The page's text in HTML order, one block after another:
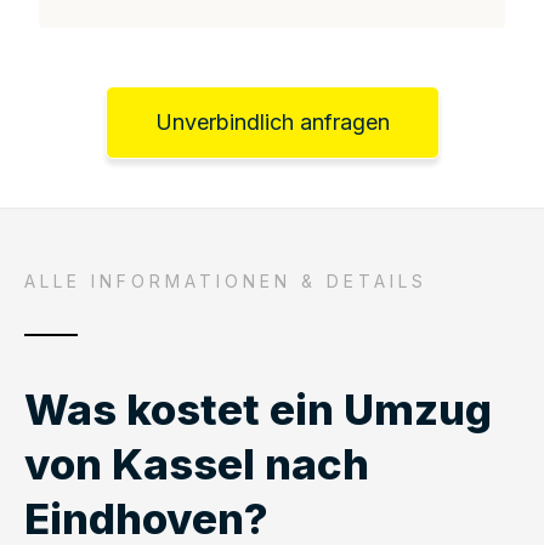
Unverbindlich anfragen
ALLE INFORMATIONEN & DETAILS
Was kostet ein Umzug
von Kassel nach
Eindhoven?